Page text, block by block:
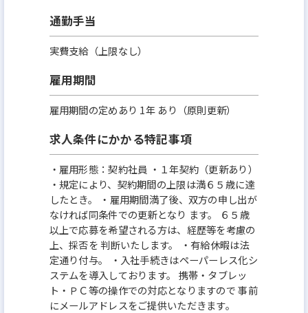
通勤手当
実費支給（上限なし）
雇用期間
雇用期間の定めあり 1年 あり（原則更新）
求人条件にかかる特記事項
・雇用形態：契約社員 ・１年契約（更新あり）
・規定により、契約期間の上限は満６５歳に達
したとき。 ・雇用期間満了後、双方の申し出が
なければ同条件での更新となり ます。 ６５歳
以上で応募を希望される方は、経歴等を考慮の
上、採否を 判断いたします。 ・有給休暇は法
定通り付与。 ・入社手続きはペーパーレス化シ
ステムを導入しております。 携帯・タブレッ
ト・ＰＣ等の操作での対応となりますので 事前
にメールアドレスをご提供いただきます。